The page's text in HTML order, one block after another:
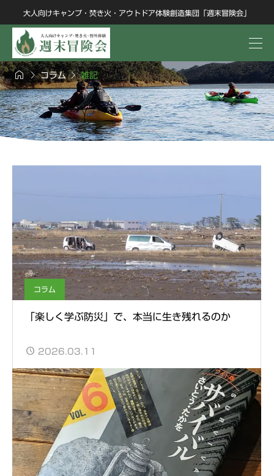
大人向けキャンプ・焚き火・アウトドア体験創造集団「週末冒険会」
コラム雑記
コラム
「楽しく学ぶ防災」で、本当に生き残れるのか
2026.03.11